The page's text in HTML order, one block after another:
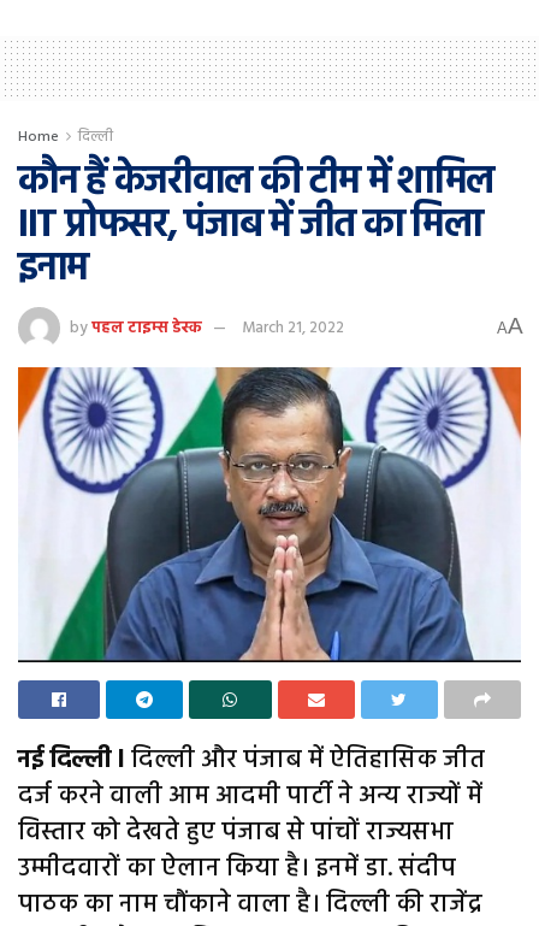
Home दिल्ली
कौन हैं केजरीवाल की टीम में शामिल
IIT प्रोफसर, पंजाब में जीत का मिला
इनाम
byपहल टाइम्स डेस्क March 21, 2022 AA
नई दिल्ली lदिल्ली और पंजाब में ऐतिहासिक जीत
दर्ज करने वाली आम आदमी पार्टी ने अन्य राज्यों में
विस्तार को देखते हुए पंजाब से पांचों राज्यसभा
उम्मीदवारों का ऐलान किया है। इनमें डा. संदीप
पाठक का नाम चौंकाने वाला है। दिल्ली की राजेंद्र